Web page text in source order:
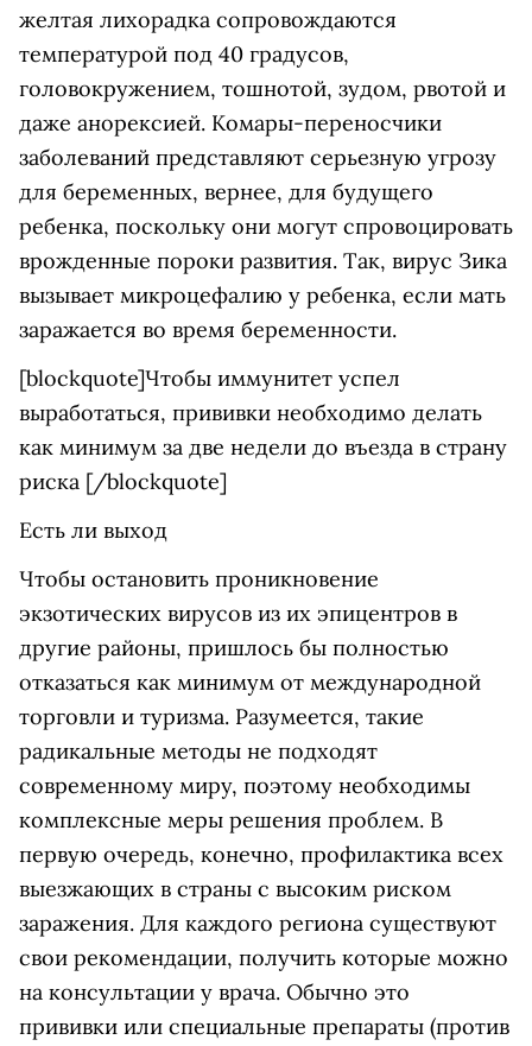
желтая лихорадка сопровождаются
температурой под 40 градусов,
головокружением, тошнотой, зудом, рвотой и
даже анорексией. Комары-переносчики
заболеваний представляют серьезную угрозу
для беременных, вернее, для будущего
ребенка, поскольку они могут спровоцировать
врожденные пороки развития. Так, вирус Зика
вызывает микроцефалию у ребенка, если мать
заражается во время беременности.
[blockquote]Чтобы иммунитет успел
выработаться, прививки необходимо делать
как минимум за две недели до въезда в страну
риска [/blockquote]
Есть ли выход
Чтобы остановить проникновение
экзотических вирусов из их эпицентров в
другие районы, пришлось бы полностью
отказаться как минимум от международной
торговли и туризма. Разумеется, такие
радикальные методы не подходят
современному миру, поэтому необходимы
комплексные меры решения проблем. В
первую очередь, конечно, профилактика всех
выезжающих в страны с высоким риском
заражения. Для каждого региона существуют
свои рекомендации, получить которые можно
на консультации у врача. Обычно это
прививки или специальные препараты (против